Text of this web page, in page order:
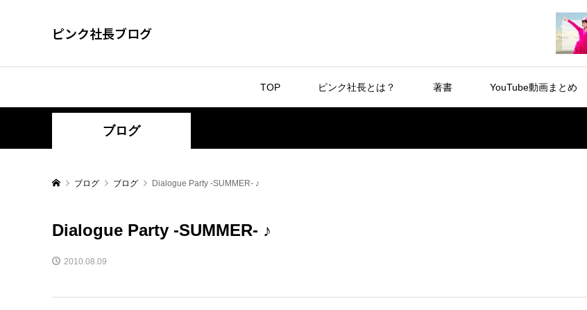
ピンク社長ブログ
TOP ピンク社長とは？ 著書 YouTube動画まとめ
ブログ
ブログ ブログ Dialogue Party -SUMMER- ♪
Dialogue Party -SUMMER- ♪
2010.08.09